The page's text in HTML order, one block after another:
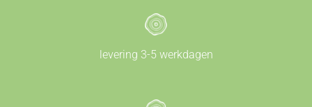
levering 3-5 werkdagen